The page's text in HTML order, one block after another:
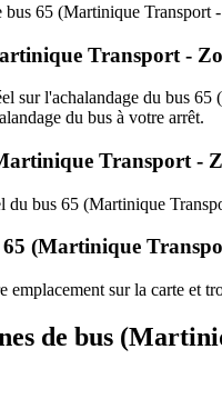
65 (Martinique Transport
Transport -
sur l'achalandage du bus
du bus à votre arrêt.
Transport -
du bus 65 (Martinique
(Martinique
emplacement sur la carte et
de bus